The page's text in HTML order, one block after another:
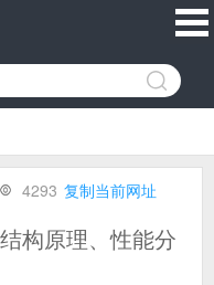
4293 复制当前网址
构原理、性能分